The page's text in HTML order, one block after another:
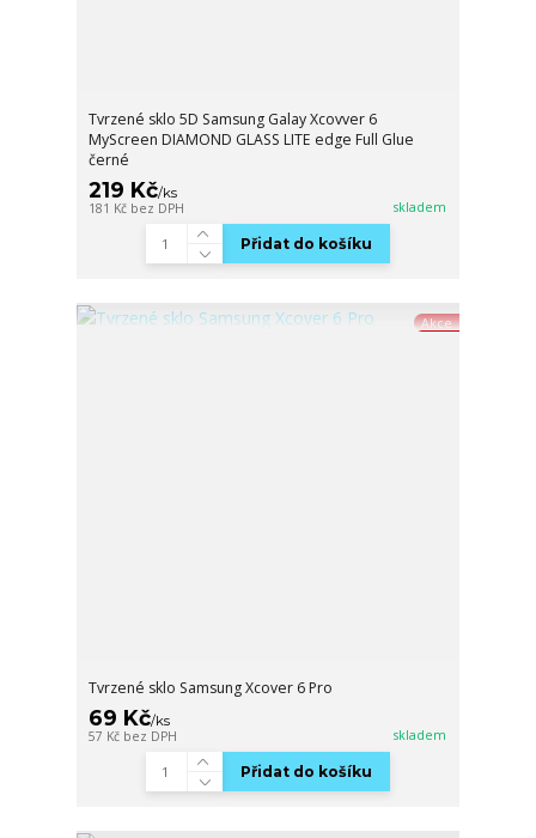
Tvrzené sklo 5D Samsung Galay Xcovver 6
MyScreen DIAMOND GLASS LITE edge Full Glue
černé
219 Kč/ks
181 Kč bez DPH skladem
Přidat do košíku
Akce
Tvrzené sklo Samsung Xcover 6 Pro
69 Kč/ks
57 Kč bez DPH skladem
Přidat do košíku